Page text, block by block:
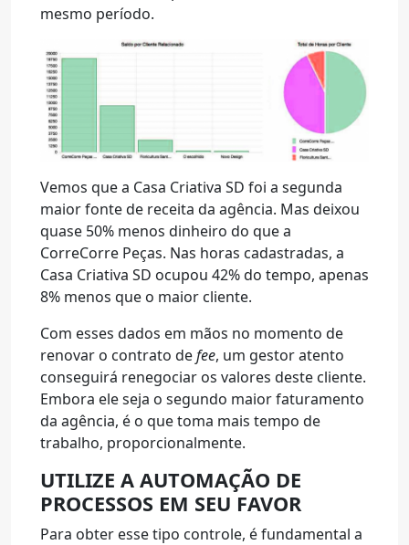
mesmo período.
Vemos que a Casa Criativa SD foi a segunda
maior fonte de receita da agência. Mas deixou
quase 50% menos dinheiro do que a
CorreCorre Peças. Nas horas cadastradas, a
Casa Criativa SD ocupou 42% do tempo, apenas
8% menos que o maior cliente.
Com esses dados em mãos no momento de
renovar o contrato defee, um gestor atento
conseguirá renegociar os valores deste cliente.
Embora ele seja o segundo maior faturamento
da agência, é o que toma mais tempo de
trabalho, proporcionalmente.
UTILIZE A AUTOMAÇÃO DE
PROCESSOS EM SEU FAVOR
Para obter esse tipo controle, é fundamental a